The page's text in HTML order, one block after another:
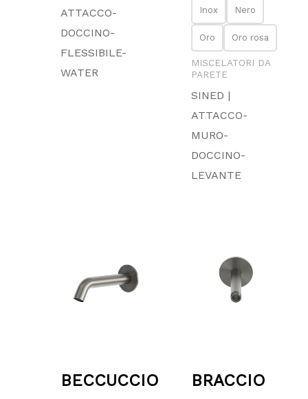
ATTACCO-
DOCCINO-
FLESSIBILE-
WATER
Inox Nero
Oro Oro rosa
MISCELATORI DA
PARETE
SINED |
ATTACCO-
MURO-
DOCCINO-
LEVANTE
BECCUCCIO
199.00 €
BRACCIO